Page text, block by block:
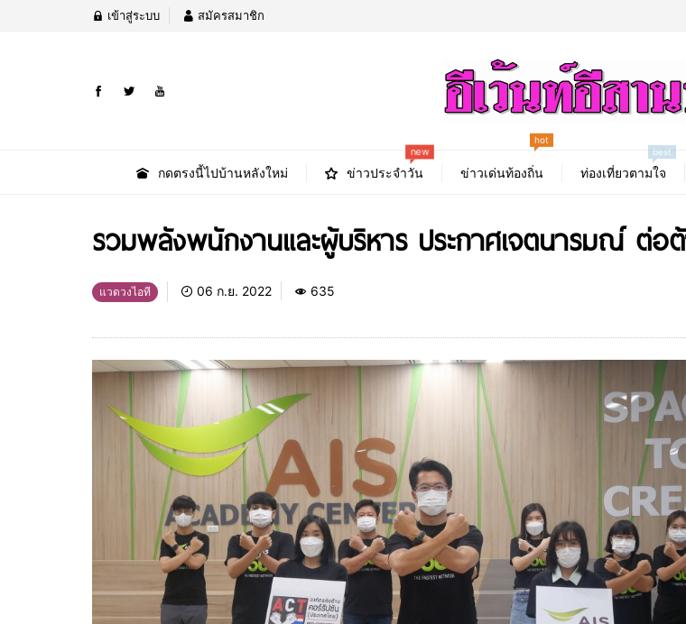
เข้าสู่ระบบ สมัครสมาชิก
กดตรงนี้ไปบ้านหลังใหม่ ข่าวประจำวัน
new
ข่าวเด่นท้องถิ่น
hot
ท่องเที่ยวตามใจ
best
รวมพลังพนักงานและผู้บริหาร ประกาศเจตนารมณ์ ต่อ
แวดวงไอที 06 ก.ย. 2022 635